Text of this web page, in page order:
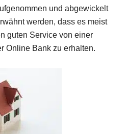
und abgewickelt
werden, dass es meist
guten Service von einer
Online Bank zu erhalten.